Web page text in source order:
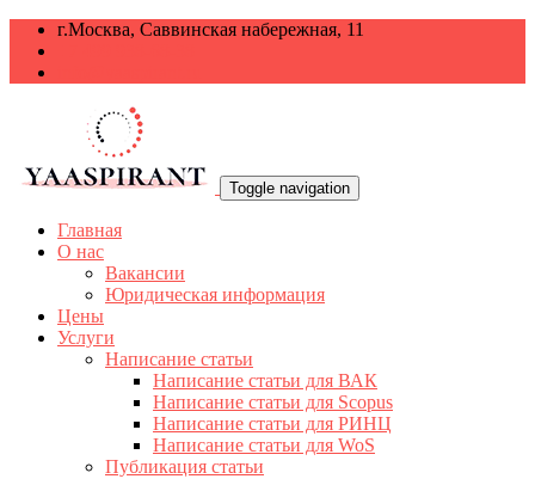
г.Москва, Саввинская набережная, 11
Toggle navigation
Главная
О нас
Вакансии
Юридическая информация
Цены
Услуги
Написание статьи
Написание статьи для ВАК
Написание статьи для Scopus
Написание статьи для РИНЦ
Написание статьи для WoS
Публикация статьи